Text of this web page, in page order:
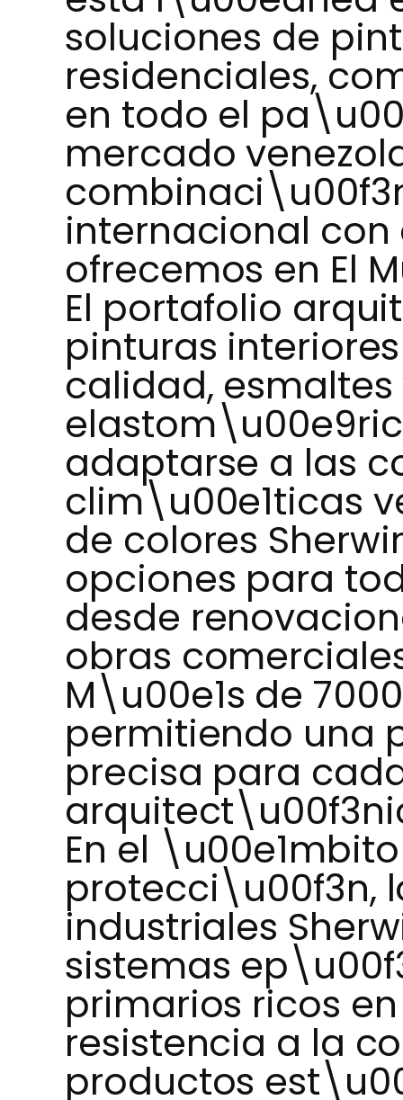
soluciones de
residenciales,
en todo el
mercado
internacional
ofrecemos en El
El portafolio
pinturas
calidad,
adaptarse a las
clim\u00e1ticas
de colores
opciones para
desde
obras
M\u00e1s de
permitiendo una
precisa para
En el
protecci\u00f3n,
industriales
sistemas
primarios ricos
resistencia a la
productos